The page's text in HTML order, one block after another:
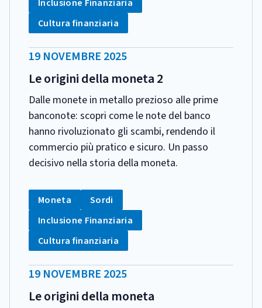
Inclusione Finanziaria
Tag:
Cultura finanziaria
DATA
PUBBLICAZIONE:
19 NOVEMBRE 2025
Le origini della moneta 2
Dalle monete in metallo prezioso alle prime
banconote: scopri come le note del banco
hanno rivoluzionato gli scambi, rendendo il
commercio più pratico e sicuro. Un passo
decisivo nella storia della moneta.
CATEGORIA:
Tag:
Moneta Tag:
Sordi
Tag:
Inclusione Finanziaria
Tag:
Cultura finanziaria
DATA
PUBBLICAZIONE:
19 NOVEMBRE 2025
Le origini della moneta